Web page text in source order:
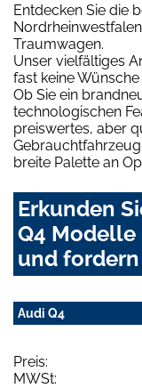
Entdecken Sie die
Traumwagen.
Unser vielfältiges
fast keine Wünsche
Ob Sie ein
technologischen
preiswertes, aber
breite Palette an
Erkunden
Q4
und
Audi Q4
Preis:
MWSt: